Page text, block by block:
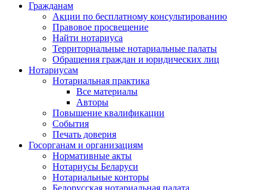
Гражданам
Акции по бесплатному консультированию
Правовое просвещение
Найти нотариуса
Территориальные нотариальные палаты
Обращения граждан и юридических лиц
Нотариусам
Нотариальная практика
Все материалы
Авторы
Повышение квалификации
События
Печать доверия
Госорганам и организациям
Нормативные акты
Нотариусы Беларуси
Нотариальные конторы